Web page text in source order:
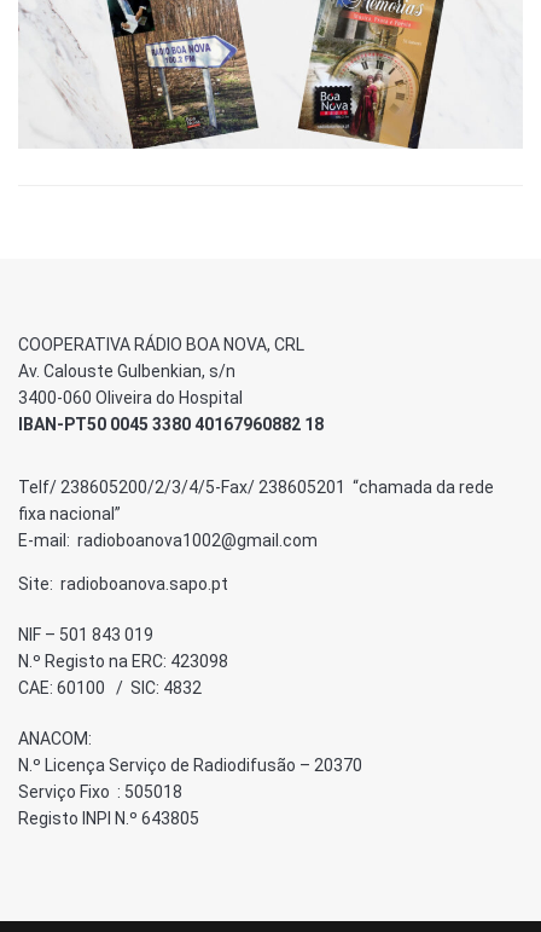
COOPERATIVA RÁDIO BOA NOVA, CRL
Av. Calouste Gulbenkian, s/n
3400-060 Oliveira do Hospital
IBAN-PT50 0045 3380 40167960882 18
Telf/ 238605200/2/3/4/5-Fax/ 238605201 “chamada da rede
fixa nacional”
E-mail: radioboanova1002@gmail.com
Site: radioboanova.sapo.pt
NIF – 501 843 019
N.º Registo na ERC: 423098
CAE: 60100 / SIC: 4832
ANACOM:
N.º Licença Serviço de Radiodifusão – 20370
Serviço Fixo : 505018
Registo INPI N.º 643805